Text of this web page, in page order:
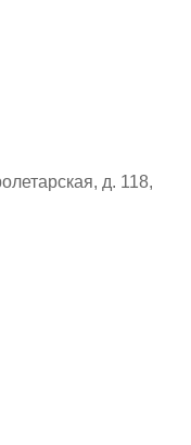
д. 118,